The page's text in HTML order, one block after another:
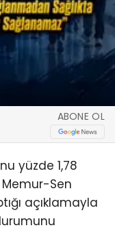
ABONE OL
yüzde 1,78
Memur-Sen
açıklamayla